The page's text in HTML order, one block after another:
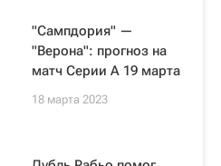
"Сампдория" —
"Верона": прогноз на
матч Серии А 19 марта
18 марта 2023